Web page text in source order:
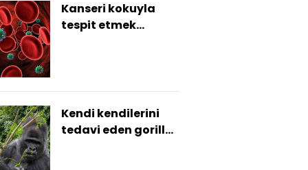
Kanseri kokuyla
tespit etmek
Kendi kendilerini
tedavi eden goriller